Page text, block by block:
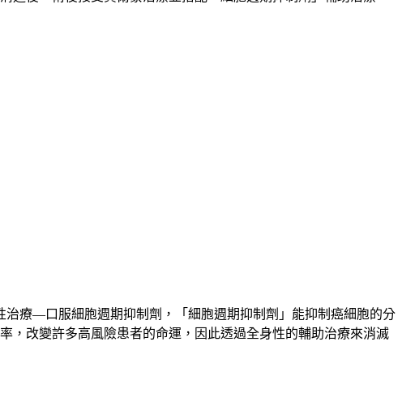
療—口服細胞週期抑制劑，「細胞週期抑制劑」能抑制癌細胞的分
，改變許多高風險患者的命運，因此透過全身性的輔助治療來消滅